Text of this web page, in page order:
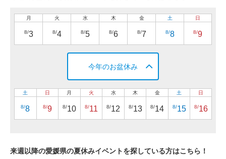
月
8/3
火
8/4
水
8/5
木
8/6
金
8/7
土
8/8
日
8/9
今年のお盆休み
土
8/8
日
8/9
月
8/10
火
8/11
水
8/12
木
8/13
金
8/14
土
8/15
日
8/16
来週以降の愛媛県の夏休みイベントを探している方はこちら！